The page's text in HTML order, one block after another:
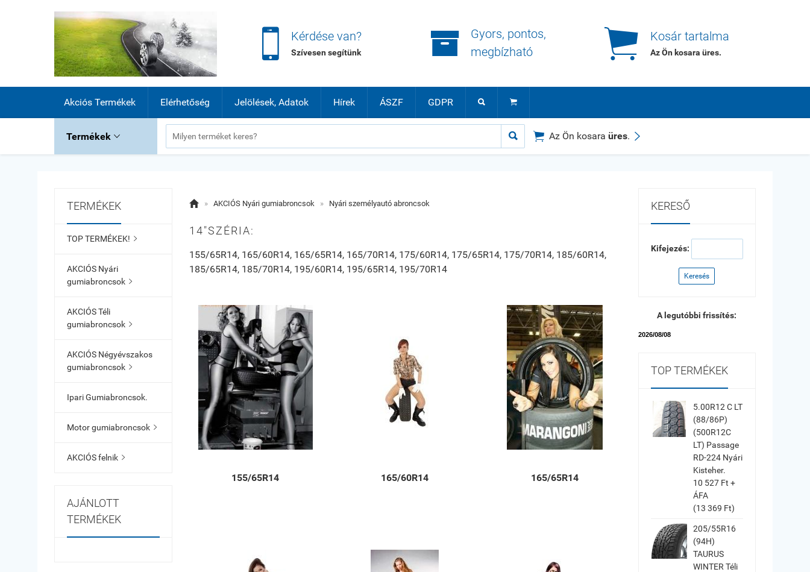
 Kérdése van?
Szívesen segítünk 
Gyors, pontos,
megbízható
 Kosár tartalma
Az Ön kosaraüres.
Akciós Termékek Elérhetőség Jelölések, Adatok Hírek ÁSZF GDPR  
Termékek    Az Ön kosara üres. 
TERMÉKEK
TOP TERMÉKEK! 
AKCIÓS Nyári
gumiabroncsok 
AKCIÓS Téli
gumiabroncsok 
AKCIÓS Négyévszakos
gumiabroncsok 
Ipari Gumiabroncsok.
Motor gumiabroncsok 
AKCIÓS felnik 
AJÁNLOTT
TERMÉKEK
 » AKCIÓS Nyári gumiabroncsok » Nyári személyautó abroncsok
14"SZÉRIA:
155/65R14, 165/60R14, 165/65R14, 165/70R14, 175/60R14, 175/65R14, 175/70R14, 185/60R14,
185/65R14, 185/70R14, 195/60R14, 195/65R14, 195/70R14
155/65R14 165/60R14 165/65R14
KERESŐ
Kifejezés:
Keresés
A legutóbbi frissítés:
2026/08/08
TOP TERMÉKEK
5.00R12 C LT
(88/86P)
(500R12C
LT) Passage
RD-224 Nyári
Kisteher.
10 527 Ft +
ÁFA
(13 369 Ft)
205/55R16
(94H)
TAURUS
WINTER Téli